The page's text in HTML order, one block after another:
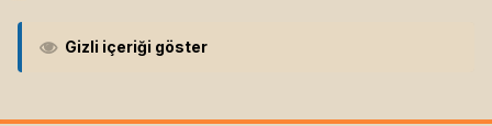
Gizli içeriği göster